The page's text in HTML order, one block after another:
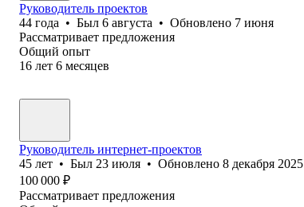
Руководитель проектов
44 года • Был 6 августа • Обновлено 7 июня
Рассматривает предложения
Общий опыт
16 лет 6 месяцев
Руководитель интернет-проектов
45 лет • Был 23 июля • Обновлено 8 декабря 2025
100 000 ₽
Рассматривает предложения